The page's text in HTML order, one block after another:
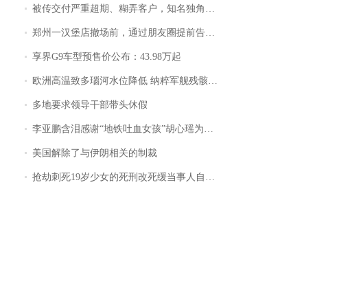
被传交付严重超期、糊弄客户，知名独角兽车企创始人回应：都没证据，将依法采取措施，“本人长期与美国交管局保持沟通，对方表示肯定”
郑州一汉堡店撤场前，通过朋友圈提前告知逐一退费，有顾客仅剩1元也全被退回，分文不少；顾客：言而有信，让人感动
享界G9车型预售价公布：43.98万起
欧洲高温致多瑙河水位降低 纳粹军舰残骸重见天日
多地要求领导干部带头休假
李亚鹏含泪感谢“地铁吐血女孩”胡心瑶为嫣然天使捐99999元：这份捐赠太沉重，尊重其捐赠意愿，个人向胡心瑶和她的病友之家各捐赠99999元
美国解除了与伊朗相关的制裁
抢劫刺死19岁少女的死刑改死缓当事人自述：出狱11年间始终刻意躲避被害人家属